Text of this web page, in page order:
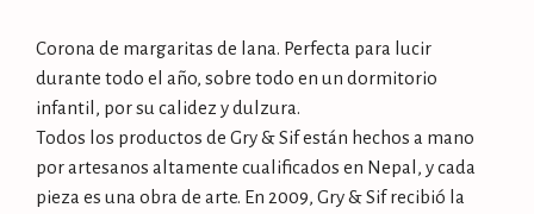
Corona de margaritas de lana. Perfecta para lucir
durante todo el año, sobre todo en un dormitorio
infantil, por su calidez y dulzura.
Todos los productos de Gry & Sif están hechos a mano
por artesanos altamente cualificados en Nepal, y cada
pieza es una obra de arte. En 2009, Gry & Sif recibió la